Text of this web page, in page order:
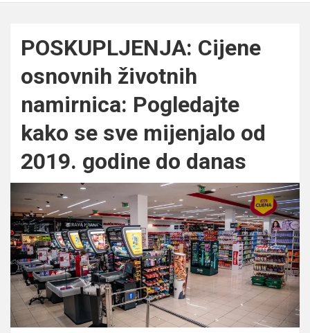
POSKUPLJENJA: Cijene
osnovnih životnih
namirnica: Pogledajte
kako se sve mijenjalo od
2019. godine do danas